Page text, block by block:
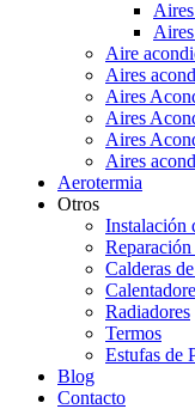
Aire
Aires
Aires
Aires
Aires
Aires
Aerotermia
Otros
Instalación
Calderas
Radiadores
Termos
Estufas de
Blog
Contacto